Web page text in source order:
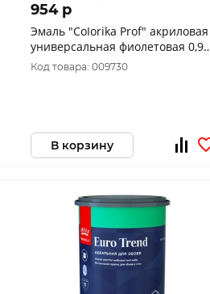
954 p
Эмаль "CoIorika Prof" акриловая
универсальная фиолетовая 0,9л
Е-11
Код товара: 009730
В корзину